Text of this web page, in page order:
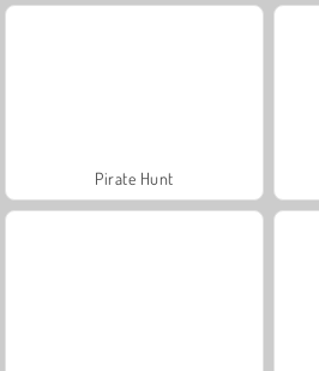
Pirate Hunt